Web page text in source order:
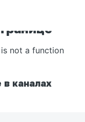
not a function
каналах